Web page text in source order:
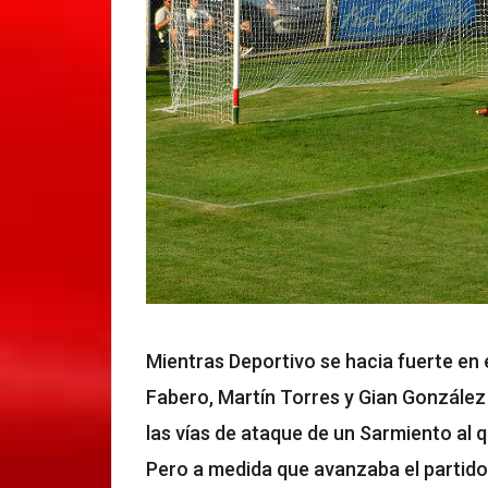
Mientras Deportivo se hacia fuerte
Fabero, Martín Torres y Gian
las vías de ataque de un Sarmiento al
Pero a medida que avanzaba el